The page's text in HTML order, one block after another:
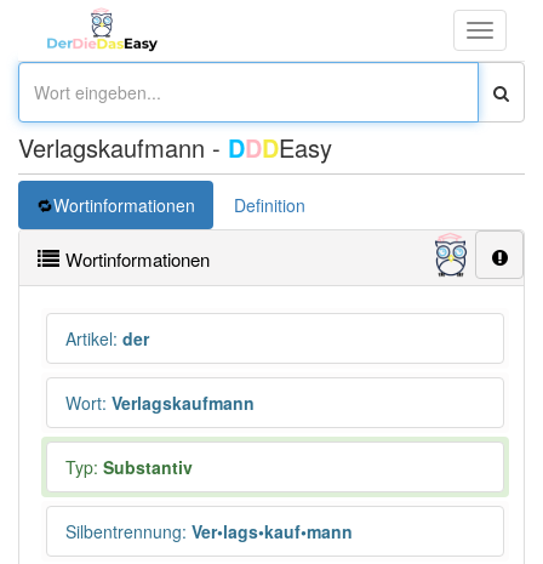
Toggle
Verlagskaufmann - DDDEasy
Wortinformationen Definition
Wortinformationen
Artikel: der
Wort: Verlagskaufmann
Typ: Substantiv
Silbentrennung: Ver•lags•kauf•mann